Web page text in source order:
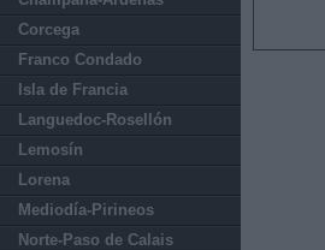
Corcega
Franco Condado
Isla de Francia
Languedoc-Rosellón
Lemosín
Lorena
Mediodía-Pirineos
Norte-Paso de Calais